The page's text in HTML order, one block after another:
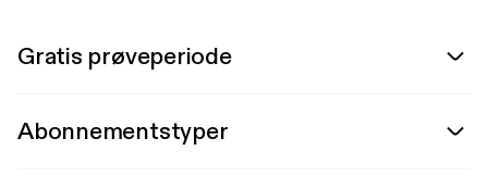
Gratis prøveperiode
Abonnementstyper